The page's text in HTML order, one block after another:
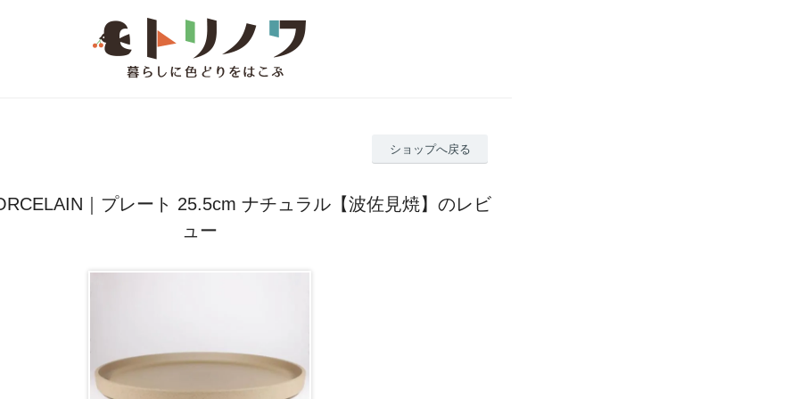
ショップへ戻る
｜プレート 25.5cm ナチュラル【波佐見焼】のレビ
ュー